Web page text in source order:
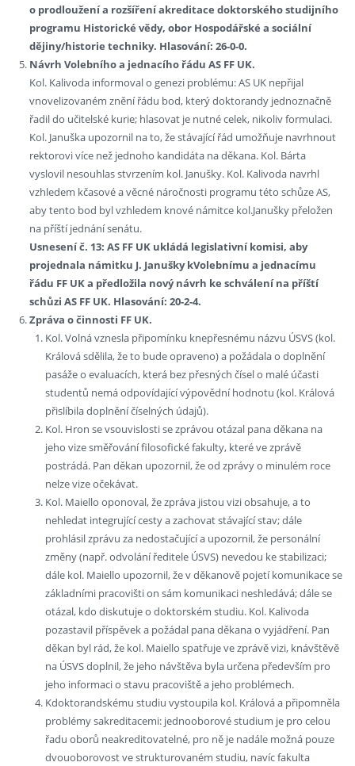
o prodloužení a rozšíření akreditace doktorského studijního
programu Historické vědy, obor Hospodářské a sociální
dějiny/historie techniky. Hlasování: 26-0-0.
Návrh Volebního a jednacího řádu AS FF UK.
Kol. Kalivoda informoval o genezi problému: AS UK nepřijal
vnovelizovaném znění řádu bod, který doktorandy jednoznačně
řadil do učitelské kurie; hlasovat je nutné celek, nikoliv formulaci.
Kol. Januška upozornil na to, že stávající řád umožňuje navrhnout
rektorovi více než jednoho kandidáta na děkana. Kol. Bárta
vyslovil nesouhlas stvrzením kol. Janušky. Kol. Kalivoda navrhl
vzhledem kčasové a věcné náročnosti programu této schůze AS,
aby tento bod byl vzhledem knové námitce kol.Janušky přeložen
na příští jednání senátu.
Usnesení č. 13: AS FF UK ukládá legislativní komisi, aby
projednala námitku J. Janušky kVolebnímu a jednacímu
řádu FF UK a předložila nový návrh ke schválení na příští
schůzi AS FF UK. Hlasování: 20-2-4.
Zpráva o činnosti FF UK.
Kol. Volná vznesla připomínku knepřesnému názvu ÚSVS (kol.
Králová sdělila, že to bude opraveno) a požádala o doplnění
pasáže o evaluacích, která bez přesných čísel o malé účasti
studentů nemá odpovídající výpovědní hodnotu (kol. Králová
přislíbila doplnění číselných údajů).
Kol. Hron se vsouvislosti se zprávou otázal pana děkana na
jeho vize směřování filosofické fakulty, které ve zprávě
postrádá. Pan děkan upozornil, že od zprávy o minulém roce
nelze vize očekávat.
Kol. Maiello oponoval, že zpráva jistou vizi obsahuje, a to
nehledat integrující cesty a zachovat stávající stav; dále
prohlásil zprávu za nedostačující a upozornil, že personální
změny (např. odvolání ředitele ÚSVS) nevedou ke stabilizaci;
dále kol. Maiello upozornil, že v děkanově pojetí komunikace se
základními pracovišti on sám komunikaci neshledává; dále se
otázal, kdo diskutuje o doktorském studiu. Kol. Kalivoda
pozastavil příspěvek a požádal pana děkana o vyjádření. Pan
děkan byl rád, že kol. Maiello spatřuje ve zprávě vizi, knávštěvě
na ÚSVS doplnil, že jeho návštěva byla určena především pro
jeho informaci o stavu pracoviště a jeho problémech.
Kdoktorandskému studiu vystoupila kol. Králová a připomněla
problémy sakreditacemi: jednooborové studium je pro celou
řadu oborů neakreditovatelné, pro ně je nadále možná pouze
dvouoborovost ve strukturovaném studiu, navíc fakulta